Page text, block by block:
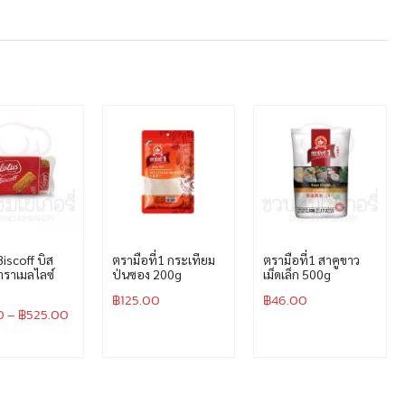
บิส
าเมลไลซ์
– ฿525.00
ตรามือที่1 กระเทียม
ป่นซอง 200g
฿125.00
ตรามือที่1 สาคูขาว
เม็ดเล็ก 500g
฿46.00